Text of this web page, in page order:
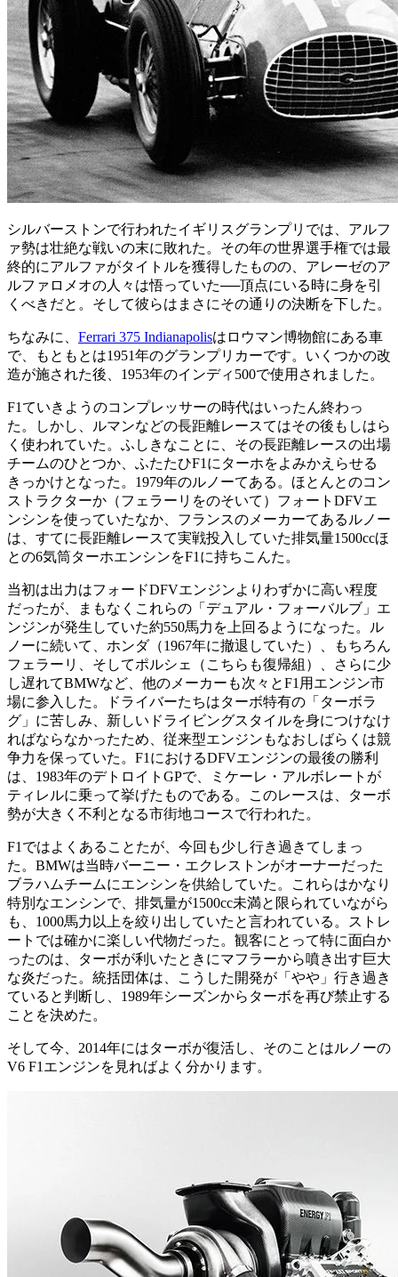
シルバーストンで行われたイギリスグランプリでは、アルフ
ァ勢は壮絶な戦いの末に敗れた。その年の世界選手権では最
終的にアルファがタイトルを獲得したものの、アレーゼのア
ルファロメオの人々は悟っていた──頂点にいる時に身を引
くべきだと。そして彼らはまさにその通りの決断を下した。
ちなみに、 Ferrari 375 Indianapolisはロウマン博物館にある車
で、もともとは1951年のグランプリカーです。いくつかの改
造が施された後、1953年のインディ500で使用されました。
F1ていきようのコンプレッサーの時代はいったん終わっ
た。しかし、ルマンなどの長距離レースてはその後もしはら
く使われていた。ふしきなことに、その長距離レースの出場
チームのひとつか、ふたたひF1にターホをよみかえらせる
きっかけとなった。1979年のルノーてある。ほとんとのコン
ストラクターか（フェラーリをのそいて）フォートDFVエ
ンシンを使っていたなか、フランスのメーカーてあるルノー
は、すてに長距離レースて実戦投入していた排気量1500ccほ
との6気筒ターホエンシンをF1に持ちこんた。
当初は出力はフォードDFVエンジンよりわずかに高い程度
だったが、まもなくこれらの「デュアル・フォーバルブ」エ
ンジンが発生していた約550馬力を上回るようになった。ル
ノーに続いて、ホンダ（1967年に撤退していた）、もちろん
フェラーリ、そしてポルシェ（こちらも復帰組）、さらに少
し遅れてBMWなど、他のメーカーも次々とF1用エンジン市
場に参入した。ドライバーたちはターボ特有の「ターボラ
グ」に苦しみ、新しいドライビングスタイルを身につけなけ
ればならなかったため、従来型エンジンもなおしばらくは競
争力を保っていた。F1におけるDFVエンジンの最後の勝利
は、1983年のデトロイトGPで、ミケーレ・アルボレートが
ティレルに乗って挙げたものである。このレースは、ターボ
勢が大きく不利となる市街地コースで行われた。
F1ではよくあることたが、今回も少し行き過きてしまっ
た。BMWは当時バーニー・エクレストンがオーナーだった
ブラハムチームにエンシンを供給していた。これらはかなり
特別なエンシンで、排気量が1500cc未満と限られていながら
も、1000馬力以上を絞り出していたと言われている。ストレ
ートでは確かに楽しい代物だった。観客にとって特に面白か
ったのは、ターボが利いたときにマフラーから噴き出す巨大
な炎だった。統括団体は、こうした開発が「やや」行き過き
ていると判断し、1989年シーズンからターボを再び禁止する
ことを決めた。
そして今、2014年にはターボが復活し、そのことはルノーの
V6 F1エンジンを見ればよく分かります。